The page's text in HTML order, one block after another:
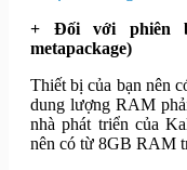
+ Đối với phiên
metapackage)
Thiết bị của bạn nên
dung lượng RAM
nhà phát triển của
nên có từ 8GB RAM